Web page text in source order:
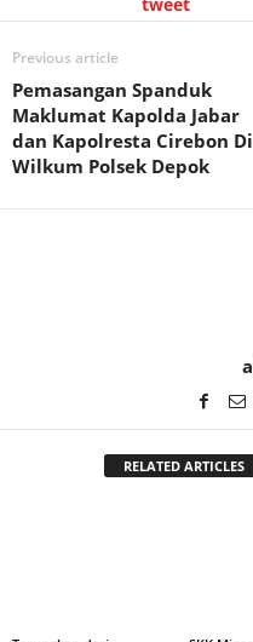
Previous article
Pemasangan Spanduk
Maklumat Kapolda Jabar
dan Kapolresta Cirebon Di
Wilkum Polsek Depok
RELATED ARTICLES